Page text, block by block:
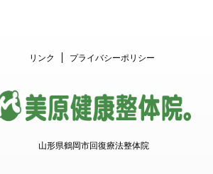
リンク プライバシーポリシー
山形県鶴岡市回復療法整体院